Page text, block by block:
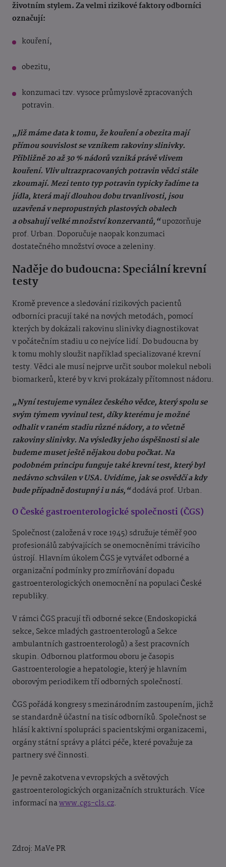
životním stylem. Za velmi rizikové faktory odborníci
označují:
kouření,
obezitu,
konzumaci tzv. vysoce průmyslově zpracovaných
potravin.
„Již máme data k tomu, že kouření a obezita mají
přímou souvislost se vznikem rakoviny slinivky.
Přibližně 20 až 30 % nádorů vzniká právě vlivem
kouření. Vliv ultrazpracovaných potravin vědci stále
zkoumají. Mezi tento typ potravin typicky řadíme ta
jídla, která mají dlouhou dobu trvanlivosti, jsou
uzavřená v nepropustných plastových obalech
a obsahují velké množství konzervantů,“upozorňuje
prof. Urban. Doporučuje naopak konzumaci
dostatečného množství ovoce a zeleniny.
Naděje do budoucna: Speciální krevní
testy
Kromě prevence a sledování rizikových pacientů
odborníci pracují také na nových metodách, pomocí
kterých by dokázali rakovinu slinivky diagnostikovat
v počátečním stadiu u co nejvíce lidí. Do budoucna by
k tomu mohly sloužit například specializované krevní
testy. Vědci ale musí nejprve určit soubor molekul neboli
biomarkerů, které by v krvi prokázaly přítomnost nádoru.
„Nyní testujeme vynález českého vědce, který spolu se
svým týmem vyvinul test, díky kterému je možné
odhalit v raném stadiu různé nádory, a to včetně
rakoviny slinivky. Na výsledky jeho úspěšnosti si ale
budeme muset ještě nějakou dobu počkat. Na
podobném principu funguje také krevní test, který byl
nedávno schválen v USA. Uvidíme, jak se osvědčí a kdy
bude případně dostupný i u nás,“dodává prof. Urban.
O České gastroenterologické společnosti (ČGS)
Společnost (založená v roce 1945) sdružuje téměř 900
profesionálů zabývajících se onemocněními trávicího
ústrojí. Hlavním úkolem ČGS je vytvářet odborné a
organizační podmínky pro zmírňování dopadu
gastroenterologických onemocnění na populaci České
republiky.
V rámci ČGS pracují tři odborné sekce (Endoskopická
sekce, Sekce mladých gastroenterologů a Sekce
ambulantních gastroenterologů) a šest pracovních
skupin. Odbornou platformou oboru je časopis
Gastroenterologie a hepatologie, který je hlavním
oborovým periodikem tří odborných společností.
ČGS pořádá kongresy s mezinárodním zastoupením, jichž
se standardně účastní na tisíc odborníků. Společnost se
hlásí k aktivní spolupráci s pacientskými organizacemi,
orgány státní správy a plátci péče, které považuje za
partnery své činnosti.
Je pevně zakotvena v evropských a světových
gastroenterologických organizačních strukturách. Více
informací nawww.cgs-cls.cz.
Zdroj: MaVe PR